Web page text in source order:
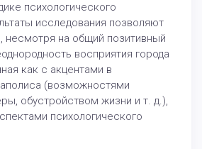
психологического
исследования позволяют
несмотря на общий позитивный
восприятия города
как с акцентами в
(возможностями
обустройством жизни и т. д.),
психологического